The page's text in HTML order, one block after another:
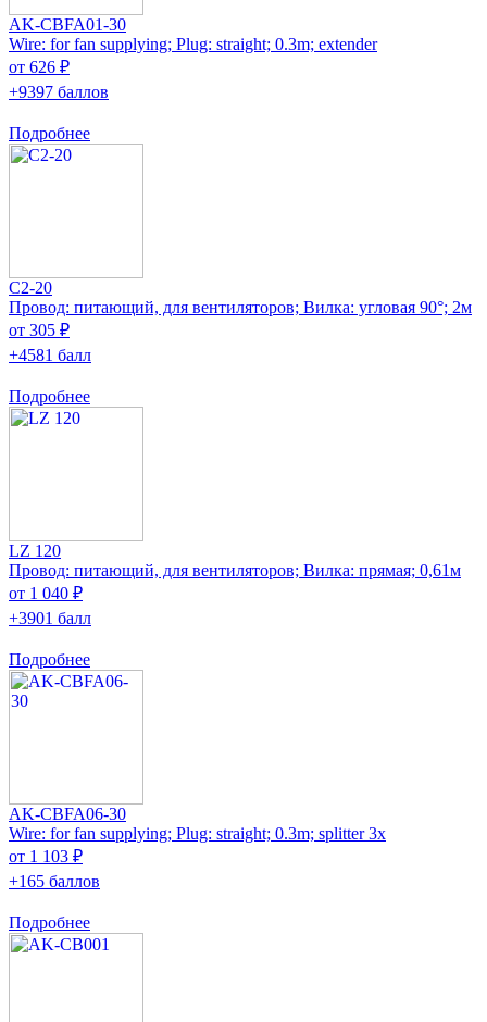
AK-CBFA01-30
Wire: for fan supplying; Plug: straight; 0.3m; extender
от 626 ₽
+9397 баллов
Подробнее
C2-20
Провод: питающий, для вентиляторов; Вилка: угловая 90°; 2м
от 305 ₽
+4581 балл
Подробнее
LZ 120
Провод: питающий, для вентиляторов; Вилка: прямая; 0,61м
от 1 040 ₽
+3901 балл
Подробнее
AK-CBFA06-30
Wire: for fan supplying; Plug: straight; 0.3m; splitter 3x
от 1 103 ₽
+165 баллов
Подробнее